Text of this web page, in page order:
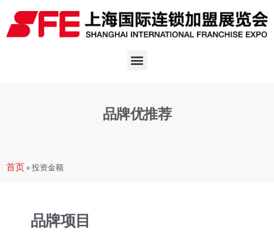
品牌优推荐
首页 » 投资金额
品牌项目